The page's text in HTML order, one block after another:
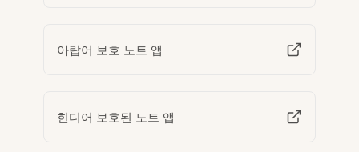
아랍어 보호 노트 앱
힌디어 보호된 노트 앱